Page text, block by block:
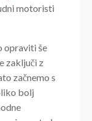
motoristi
opraviti še
zaključi z
začnemo s
bolj